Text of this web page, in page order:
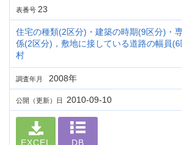
表番号 23
住宅の種類(2区分)・建築の時期(9区分)・
係(2区分)，敷地に接している道路の幅員
村
調査年月 2008年
公開（更新）日 2010-09-10
EXCEL DB